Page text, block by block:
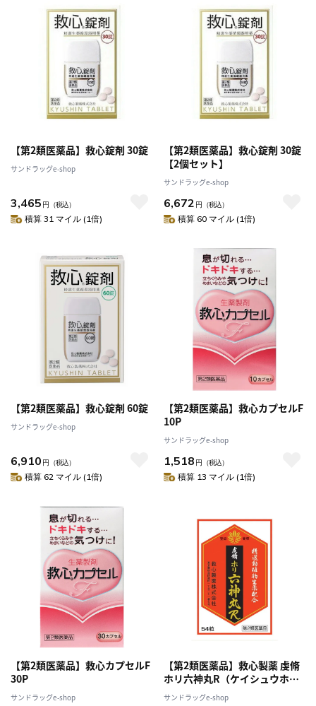
【第2類医薬品】救心錠剤 30錠
サンドラッグe-shop
3,465 円 （税込）
積算 31 マイル (1倍)
【第2類医薬品】救心錠剤 30錠
【2個セット】
サンドラッグe-shop
6,672 円 （税込）
積算 60 マイル (1倍)
【第2類医薬品】救心錠剤 60錠
サンドラッグe-shop
6,910 円 （税込）
積算 62 マイル (1倍)
【第2類医薬品】救心カプセルF
10P
サンドラッグe-shop
1,518 円 （税込）
積算 13 マイル (1倍)
【第2類医薬品】救心カプセルF
30P
サンドラッグe-shop
【第2類医薬品】救心製薬 虔脩
ホリ六神丸R（ケイシュウホリ
ロクシンガン） 54粒
サンドラッグe-shop